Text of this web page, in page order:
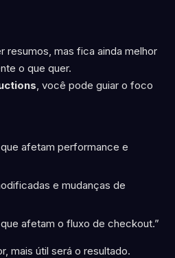
resumos, mas fica ainda melhor
o que quer.
, você pode guiar o foco
afetam performance e
e mudanças de
afetam o fluxo de checkout.”
mais útil será o resultado.